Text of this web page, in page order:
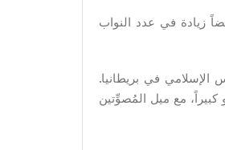
زيادة في عدد النواب
صنعت فارقاً في انتخابات 2017، وفقاً للمجلس الإسلامي في بريطانيا.
أو كبيراً، مع ميل المُصوِّتين